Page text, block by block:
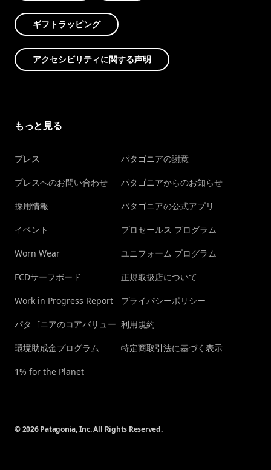
ギフトラッピング
アクセシビリティに関する声明
もっと見る
プレス
プレスへのお問い合わせ
採用情報
イベント
Worn Wear
FCDサーフボード
Work in Progress Report
パタゴニアのコアバリュー
環境助成金プログラム
1% for the Planet
パタゴニアの謝意
パタゴニアからのお知らせ
パタゴニアの公式アプリ
プロセールス プログラム
ユニフォーム プログラム
正規取扱店について
プライバシーポリシー
利用規約
特定商取引法に基づく表示
© 2026 Patagonia, Inc. All Rights Reserved.